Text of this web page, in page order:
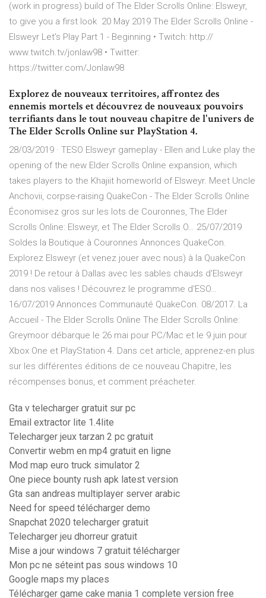
(work in progress) build of The Elder Scrolls Online: Elsweyr,
to give you a first look 20 May 2019 The Elder Scrolls Online -
Elsweyr Let's Play Part 1 - Beginning • Twitch: http://
www.twitch.tv/jonlaw98 • Twitter:
https://twitter.com/Jonlaw98
Explorez de nouveaux territoires, affrontez des
ennemis mortels et découvrez de nouveaux pouvoirs
terrifiants dans le tout nouveau chapitre de l'univers de
The Elder Scrolls Online sur PlayStation 4.
28/03/2019 · TESO Elsweyr gameplay - Ellen and Luke play the
opening of the new Elder Scrolls Online expansion, which
takes players to the Khajiit homeworld of Elsweyr. Meet Uncle
Anchovii, corpse-raising QuakeCon - The Elder Scrolls Online
Économisez gros sur les lots de Couronnes, The Elder
Scrolls Online: Elsweyr, et The Elder Scrolls O… 25/07/2019
Soldes la Boutique à Couronnes Annonces QuakeCon.
Explorez Elsweyr (et venez jouer avec nous) à la QuakeCon
2019 ! De retour à Dallas avec les sables chauds d'Elsweyr
dans nos valises ! Découvrez le programme d'ESO…
16/07/2019 Annonces Communauté QuakeCon. 08/2017. La
Accueil - The Elder Scrolls Online The Elder Scrolls Online:
Greymoor débarque le 26 mai pour PC/Mac et le 9 juin pour
Xbox One et PlayStation 4. Dans cet article, apprenez-en plus
sur les différentes éditions de ce nouveau Chapitre, les
récompenses bonus, et comment préacheter.
Gta v telecharger gratuit sur pc
Email extractor lite 1.4lite
Telecharger jeux tarzan 2 pc gratuit
Convertir webm en mp4 gratuit en ligne
Mod map euro truck simulator 2
One piece bounty rush apk latest version
Gta san andreas multiplayer server arabic
Need for speed télécharger demo
Snapchat 2020 telecharger gratuit
Telecharger jeu dhorreur gratuit
Mise a jour windows 7 gratuit télécharger
Mon pc ne séteint pas sous windows 10
Google maps my places
Télécharger game cake mania 1 complete version free